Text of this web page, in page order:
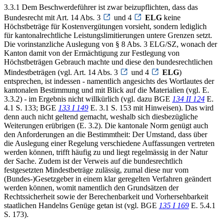
3.3.1 Dem Beschwerdeführer ist zwar beizupflichten, dass das
Bundesrecht mit Art. 14 Abs. 3
und 4 ELG keine
Höchstbeträge für Kostenvergütungen vorsieht, sondern lediglich
für kantonalrechtliche Leistungslimitierungen untere Grenzen setzt.
Die vorinstanzliche Auslegung von § 8 Abs. 3 ELG/SZ, wonach der
Kanton damit von der Ermächtigung zur Festlegung von
Höchstbeträgen Gebrauch machte und diese den bundesrechtlichen
Mindestbeträgen (vgl. Art. 14 Abs. 3
und 4 ELG)
entsprechen, ist indessen - namentlich angesichts des Wortlautes der
kantonalen Bestimmung und mit Blick auf die Materialien (vgl. E.
3.3.2) - im Ergebnis nicht willkürlich (vgl. dazu BGE 134 II 124 E.
4.1 S. 133; BGE 133 I 149 E. 3.1 S. 153 mit Hinweisen). Das wird
denn auch nicht geltend gemacht, weshalb sich diesbezügliche
Weiterungen erübrigen (E. 3.2). Die kantonale Norm genügt auch
den Anforderungen an die Bestimmtheit: Der Umstand, dass über
die Auslegung einer Regelung verschiedene Auffassungen vertreten
werden können, trifft häufig zu und liegt regelmässig in der Natur
der Sache. Zudem ist der Verweis auf die bundesrechtlich
festgesetzten Mindestbeträge zulässig, zumal diese nur vom
(Bundes-)Gesetzgeber in einem klar geregelten Verfahren geändert
werden können, womit namentlich den Grundsätzen der
Rechtssicherheit sowie der Berechenbarkeit und Vorhersehbarkeit
staatlichen Handelns Genüge getan ist (vgl. BGE 135 I 169 E. 5.4.1
S. 173).